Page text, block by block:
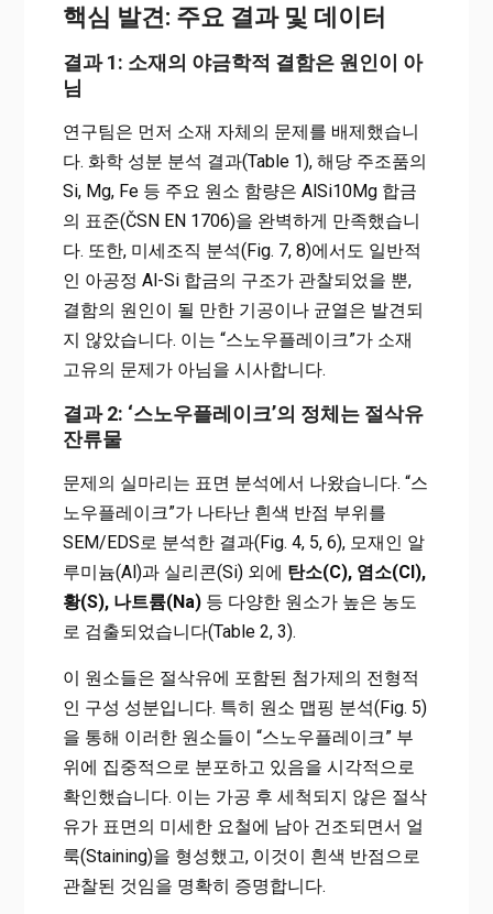
핵심 발견: 주요 결과 및 데이터
결과 1: 소재의 야금학적 결함은 원인이 아
님
연구팀은 먼저 소재 자체의 문제를 배제했습니
다. 화학 성분 분석 결과(Table 1), 해당 주조품의
Si, Mg, Fe 등 주요 원소 함량은 AlSi10Mg 합금
의 표준(ČSN EN 1706)을 완벽하게 만족했습니
다. 또한, 미세조직 분석(Fig. 7, 8)에서도 일반적
인 아공정 Al-Si 합금의 구조가 관찰되었을 뿐,
결함의 원인이 될 만한 기공이나 균열은 발견되
지 않았습니다. 이는 “스노우플레이크”가 소재
고유의 문제가 아님을 시사합니다.
결과 2: ‘스노우플레이크’의 정체는 절삭유
잔류물
문제의 실마리는 표면 분석에서 나왔습니다. “스
노우플레이크”가 나타난 흰색 반점 부위를
SEM/EDS로 분석한 결과(Fig. 4, 5, 6), 모재인 알
루미늄(Al)과 실리콘(Si) 외에 탄소(C), 염소(Cl),
황(S), 나트륨(Na)등 다양한 원소가 높은 농도
로 검출되었습니다(Table 2, 3).
이 원소들은 절삭유에 포함된 첨가제의 전형적
인 구성 성분입니다. 특히 원소 맵핑 분석(Fig. 5)
을 통해 이러한 원소들이 “스노우플레이크” 부
위에 집중적으로 분포하고 있음을 시각적으로
확인했습니다. 이는 가공 후 세척되지 않은 절삭
유가 표면의 미세한 요철에 남아 건조되면서 얼
룩(Staining)을 형성했고, 이것이 흰색 반점으로
관찰된 것임을 명확히 증명합니다.